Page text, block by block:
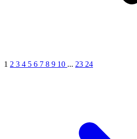
1 2 3 4 5 6 7 8 9 10 ... 23 24